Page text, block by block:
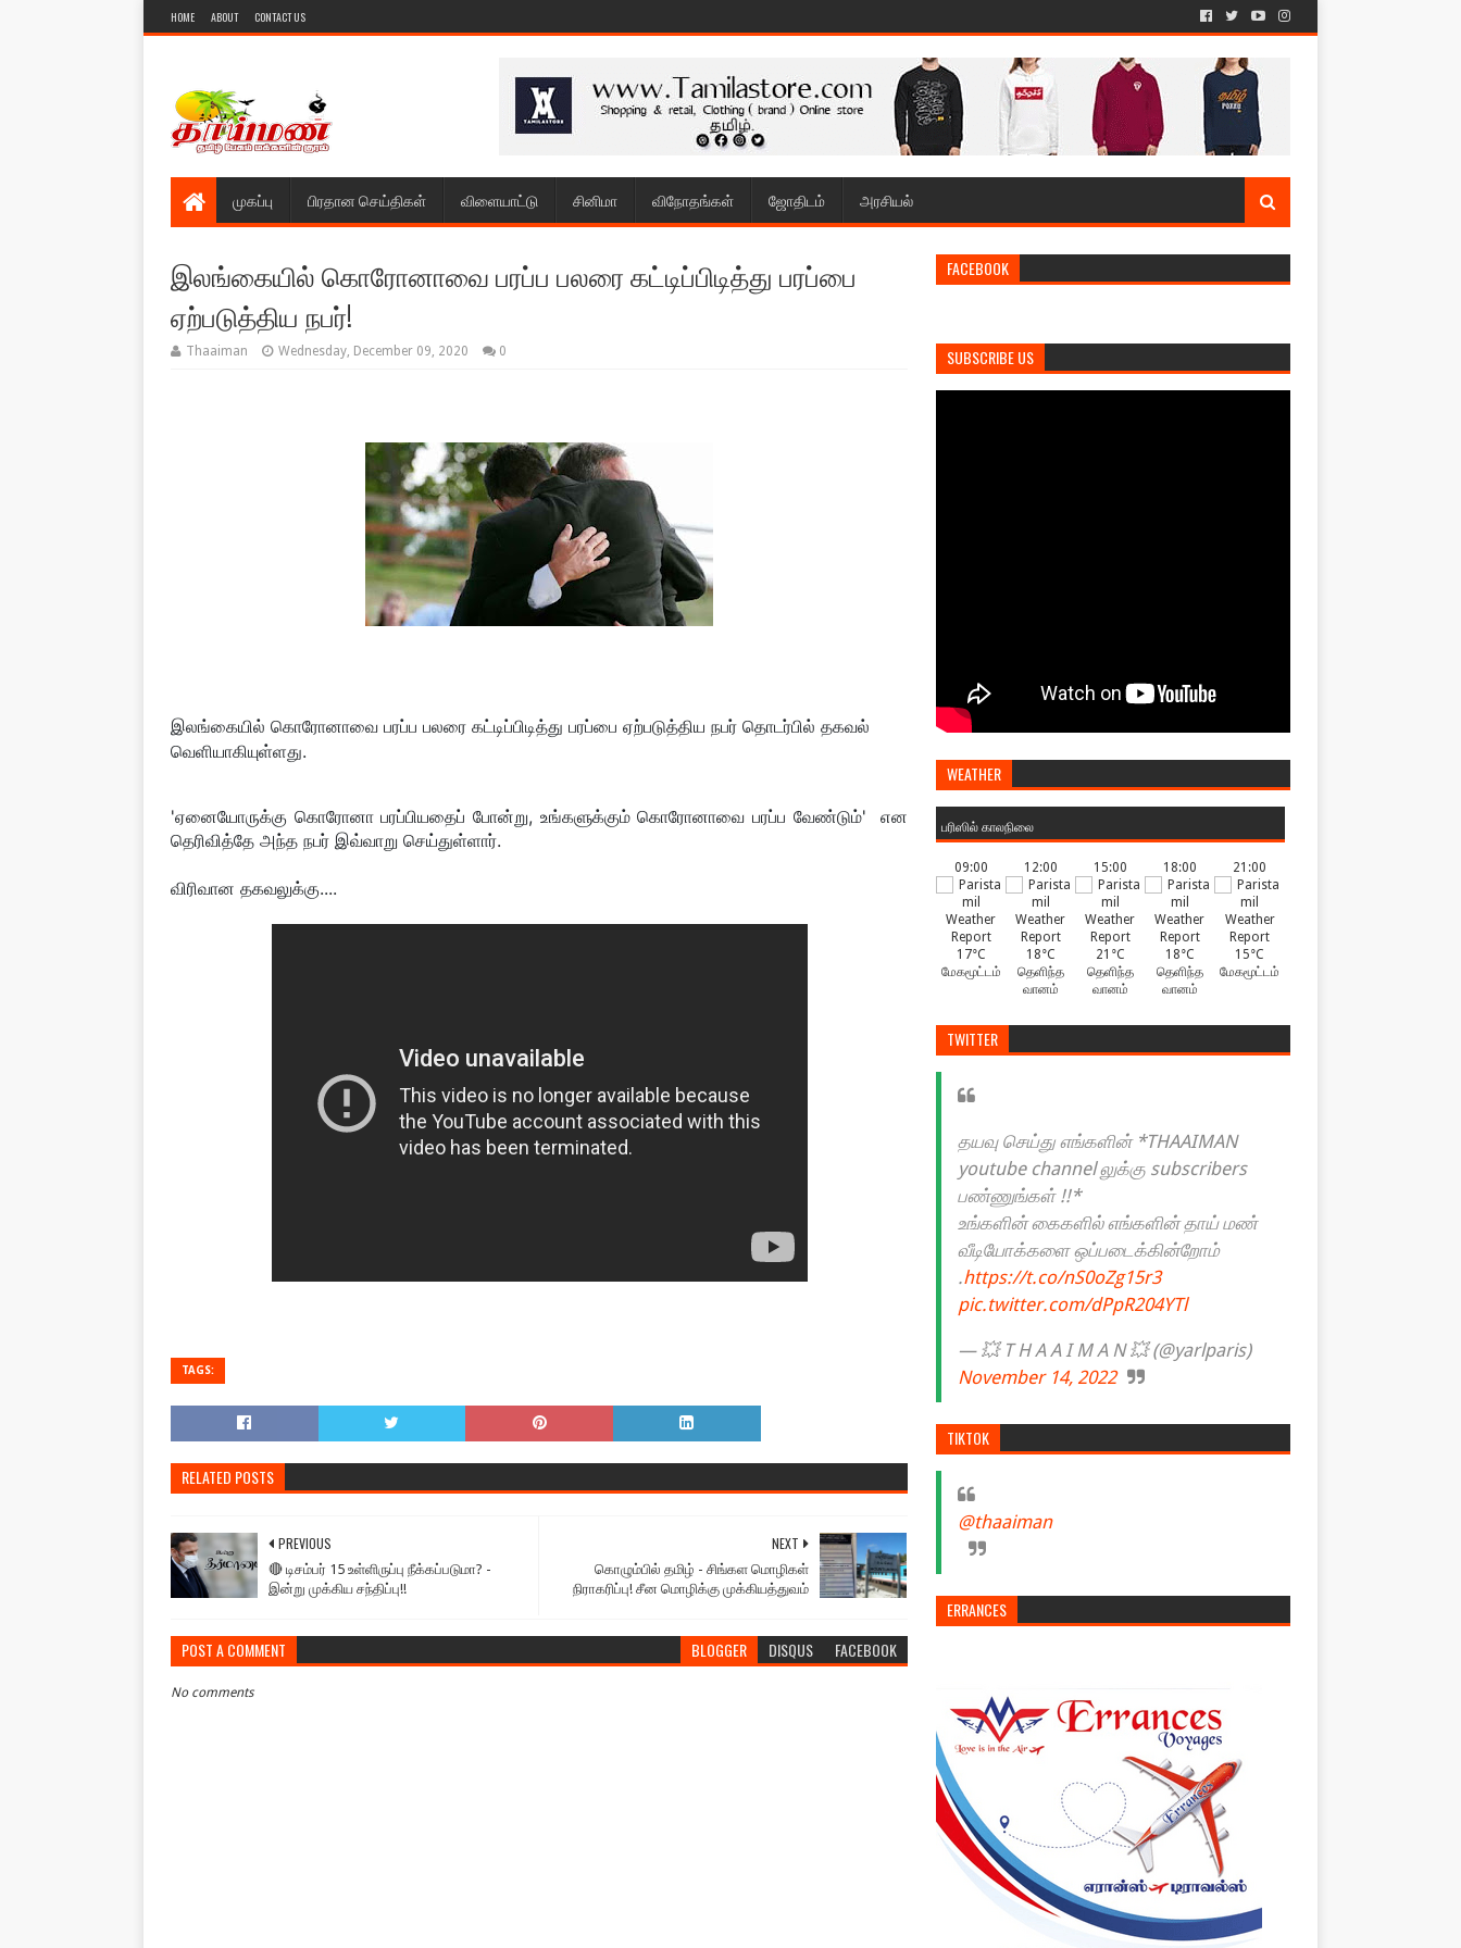
HOME ABOUT CONTACT US
முகப்பு பிரதான செய்திகள் விளையாட்டு சினிமா விநோதங்கள் ஜோதிடம் அரசியல்
இலங்கையில் கொரோனாவை பரப்ப பலரை கட்டிப்பிடித்து பரப்பை
ஏற்படுத்திய நபர்!
Thaaiman Wednesday, December 09, 2020 0
இலங்கையில் கொரோனாவை பரப்ப பலரை கட்டிப்பிடித்து பரப்பை ஏற்படுத்திய நபர் தொடர்பில் தகவல்
வெளியாகியுள்ளது.
'ஏனையோருக்கு கொரோனா பரப்பியதைப் போன்று, உங்களுக்கும் கொரோனாவை பரப்ப வேண்டும்' என
தெரிவித்தே அந்த நபர் இவ்வாறு செய்துள்ளார்.
விரிவான தகவலுக்கு....
TAGS:
RELATED POSTS
NEXT
கொழும்பில் தமிழ் - சிங்கள மொழிகள்
நிராகரிப்பு! சீன மொழிக்கு முக்கியத்துவம்
PREVIOUS
🔴 டிசம்பர் 15 உள்ளிருப்பு நீக்கப்படுமா? -
இன்று முக்கிய சந்திப்பு!!
POST A COMMENT BLOGGER DISQUS FACEBOOK
No comments
FACEBOOK
SUBSCRIBE US
WEATHER
பரிஸில் காலநிலை
09:00
17°C
மேகமூட்டம்
12:00
18°C
தெளிந்த
வானம்
15:00
21°C
தெளிந்த
வானம்
18:00
18°C
தெளிந்த
வானம்
21:00
15°C
மேகமூட்டம்
TWITTER
தயவு செய்து எங்களின் *THAAIMAN
youtube channel லுக்கு subscribers
பண்ணுங்கள் !!*
உங்களின் கைகளில் எங்களின் தாய் மண்
வீடியோக்களை ஒப்படைக்கின்றோம்
.https://t.co/nS0oZg15r3
pic.twitter.com/dPpR204YTl
— 💥 T H A A I M A N 💥 (@yarlparis)
November 14, 2022
TIKTOK
@thaaiman
ERRANCES